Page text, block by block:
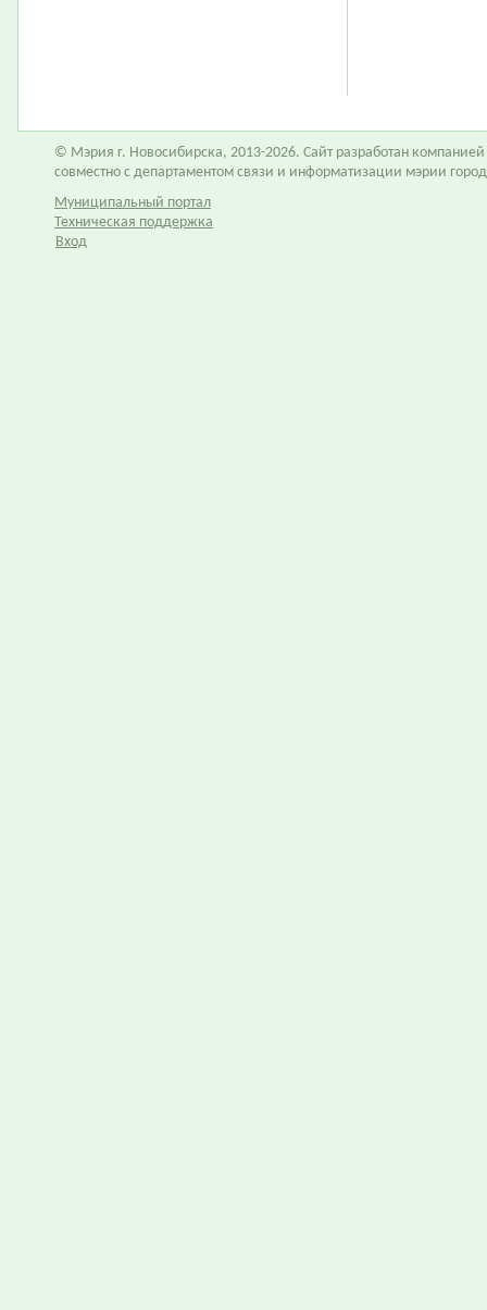
© Мэрия г. Новосибирска, 2013-2026. Сайт разработан компанией
совместно с департаментом связи и информатизации мэрии
Муниципальный портал
Техническая поддержка
Вход